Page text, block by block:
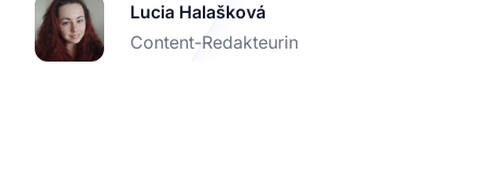
Lucia Halašková
Content-Redakteurin